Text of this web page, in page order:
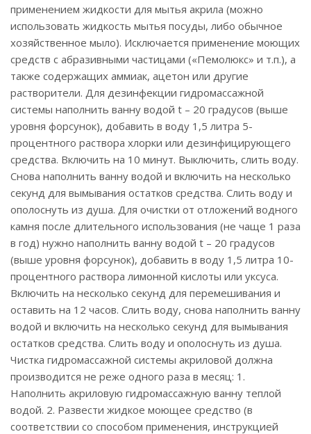
применением жидкости для мытья акрила (можно
использовать жидкость мытья посуды, либо обычное
хозяйственное мыло). Исключается применение моющих
средств с абразивными частицами («Пемолюкс» и т.п.), а
также содержащих аммиак, ацетон или другие
растворители. Для дезинфекции гидромассажной
системы наполнить ванну водой t – 20 градусов (выше
уровня форсунок), добавить в воду 1,5 литра 5-
процентного раствора хлорки или дезинфицирующего
средства. Включить на 10 минут. Выключить, слить воду.
Снова наполнить ванну водой и включить на несколько
секунд для вымывания остатков средства. Слить воду и
ополоснуть из душа. Для очистки от отложений водного
камня после длительного использования (не чаще 1 раза
в год) нужно наполнить ванну водой t – 20 градусов
(выше уровня форсунок), добавить в воду 1,5 литра 10-
процентного раствора лимонной кислоты или уксуса.
Включить на несколько секунд для перемешивания и
оставить на 12 часов. Слить воду, снова наполнить ванну
водой и включить на несколько секунд для вымывания
остатков средства. Слить воду и ополоснуть из душа.
Чистка гидромассажной системы акриловой должна
производится не реже одного раза в месяц: 1.
Наполнить акриловую гидромассажную ванну теплой
водой. 2. Развести жидкое моющее средство (в
соответствии со способом применения, инструкцией